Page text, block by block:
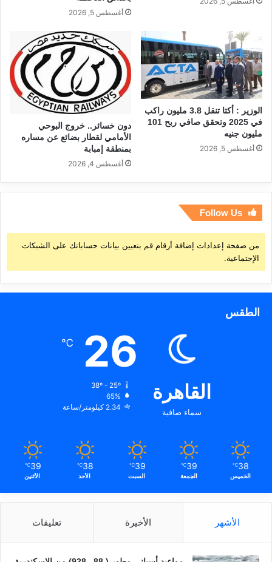
أغسطس 5, 2026
الوزير : أكتا تنقل 3.8 مليون راكب
في 2025 وتحقق صافي ربح 101
مليون جنيه
أغسطس 5, 2026
دون خسائر.. خروج البوحي
الأمامي لقطار بضائع عن مساره
بمنطقة إمبابة
أغسطس 4, 2026
Follow Us
من صفحة إعدادات إضافة أرقام قم بتعيين بيانات حساباتك على الشبكات
الإجتماعية.
الطقس
القاهرة
سماء صافية
26
℃
38º - 25º
65%
2.34 كيلومتر/ساعة
38
℃
الخميس
39
℃
الجمعة
39
℃
السبت
38
℃
الأحد
39
℃
الأثنين
الأشهر الأخيرة تعليقات